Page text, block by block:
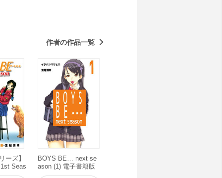
作者の作品一覧
ーズ】
Seas
籍版
BOYS BE… next se
ason (1) 電子書籍版